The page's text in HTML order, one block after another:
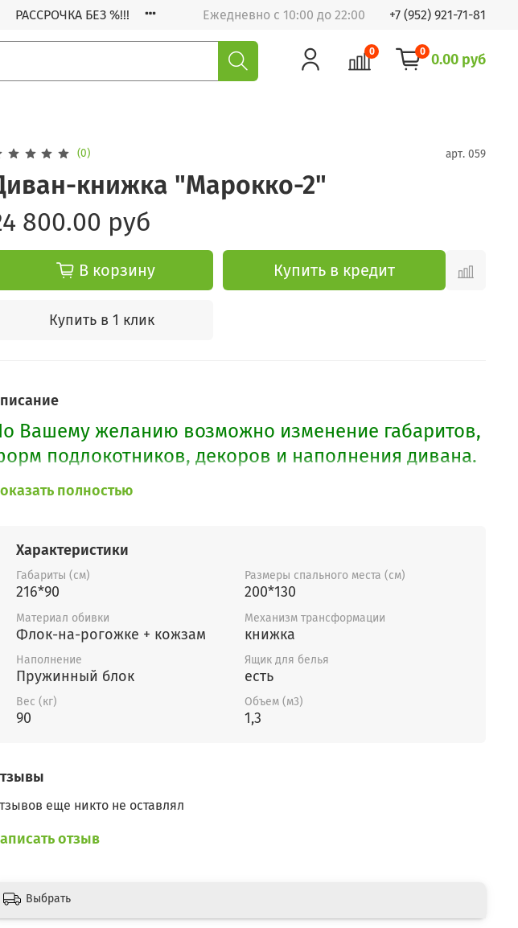
РАССРОЧКА БЕЗ %!!! Ежедневно с 10:00 до 22:00 +7 (952) 921-71-81
0 0 0.00 руб
(0) арт. 059
книжка "Марокко-2"
800.00 руб
В корзину Купить в кредит
Купить в 1 клик
Вашему желанию возможно изменение габаритов,
подлокотников, декоров и наполнения дивана.
можно изготовить кресло к дивану.
полностью
Характеристики
Габариты (см)
216*90
Размеры спального места (см)
200*130
Материал обивки
Флок-на-рогожке + кожзам
Механизм трансформации
книжка
Наполнение
Пружинный блок
Ящик для белья
есть
Вес (кг)
90
Объем (м3)
1,3
еще никто не оставлял
отзыв
Выбрать